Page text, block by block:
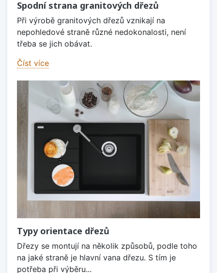
Spodní strana granitových dřezů
Při výrobě granitových dřezů vznikají na
nepohledové straně různé nedokonalosti, není
třeba se jich obávat.
Číst více
Typy orientace dřezů
Dřezy se montují na několik způsobů, podle toho
na jaké straně je hlavní vana dřezu. S tím je
potřeba při výběru...